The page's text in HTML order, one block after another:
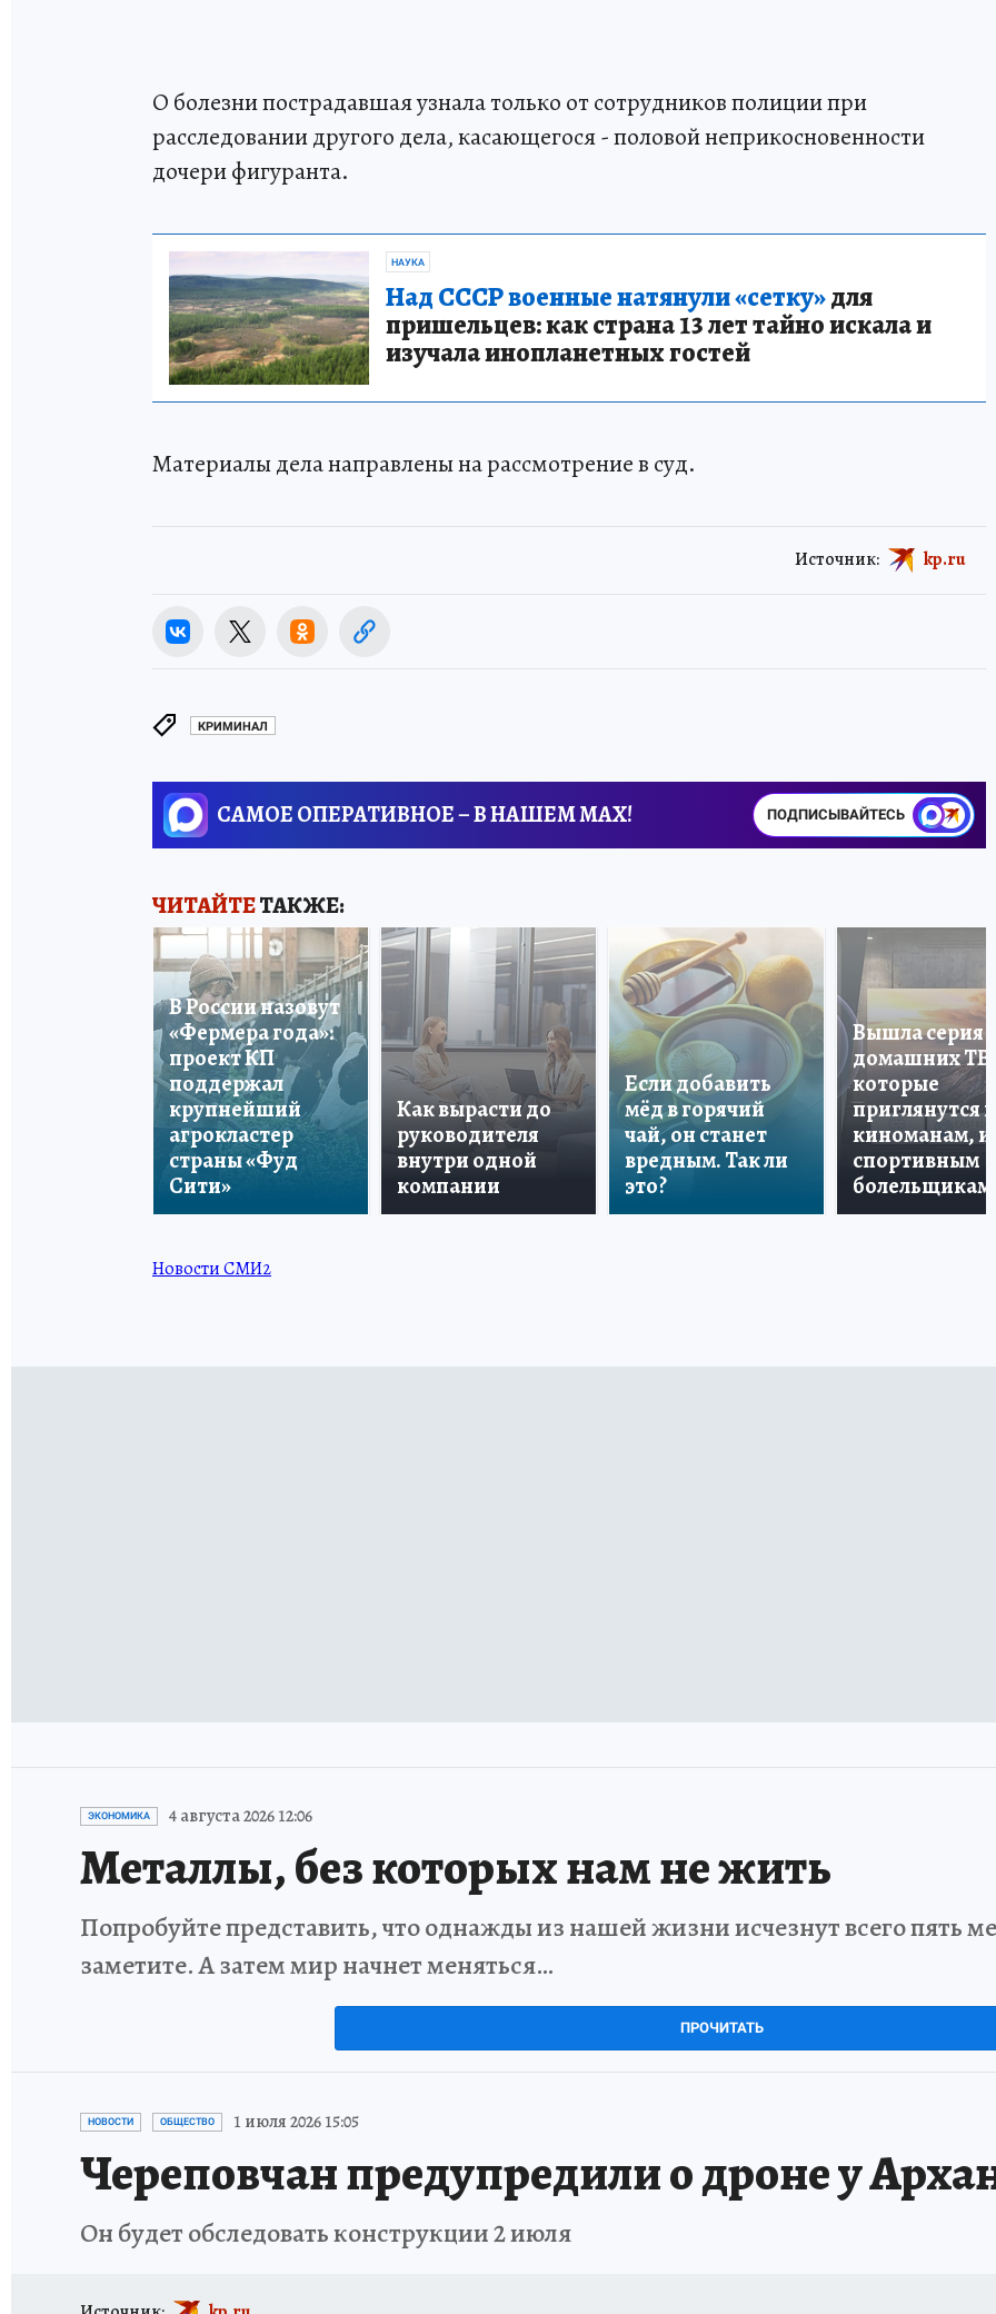
О болезни пострадавшая узнала только от сотрудников полиции при
расследовании другого дела, касающегося - половой неприкосновенности
дочери фигуранта.
НАУКА
Над СССР военные натянули «сетку»для
пришельцев: как страна 13 лет тайно искала и
изучала инопланетных гостей
Материалы дела направлены на рассмотрение в суд.
Источник: kp.ru
КРИМИНАЛ
САМОЕ ОПЕРАТИВНОЕ – В НАШЕМ MAX! ПОДПИСЫВАЙТЕСЬ
ЧИТАЙТЕТАКЖЕ:
В России назовут
«Фермера года»:
проект КП
поддержал
крупнейший
агрокластер
страны «Фуд
Сити»
Как вырасти до
руководителя
внутри одной
компании
Если добавить
мёд в горячий
чай, он станет
вредным. Так ли
это?
Вышла серия
домашних ТВ,
которые
приглянутся и
киноманам, и
спортивным
болельщикам
Новости СМИ2
ЭКОНОМИКА 4 августа 2026 12:06
Металлы, без которых нам не жить
Попробуйте представить, что однажды из нашей жизни исчезнут всего пять
заметите. А затем мир начнет меняться…
ПРОЧИТАТЬ
НОВОСТИ ОБЩЕСТВО 1 июля 2026 15:05
Череповчан предупредили о дроне у
Он будет обследовать конструкции 2 июля